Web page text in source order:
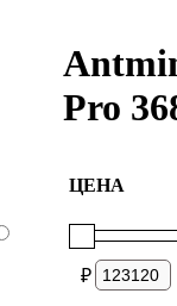
Pro
ЦЕНА
₽